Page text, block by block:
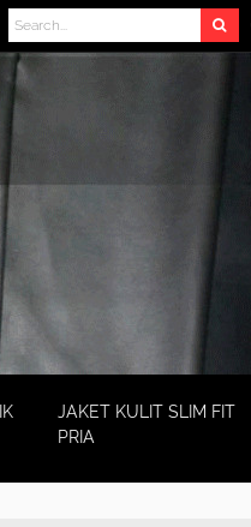
JAKET KULIT SLIM FIT
PRIA